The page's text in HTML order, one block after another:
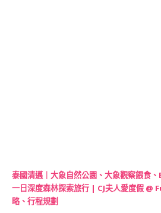
泰國清邁｜大象自然公園、大象觀察餵食
一日深度森林探索旅行 | CJ夫人愛度假 @
略、行程規劃